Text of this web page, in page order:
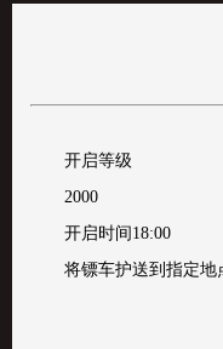
开启等级
2000
开启时间18:00
将镖车护送到指定地